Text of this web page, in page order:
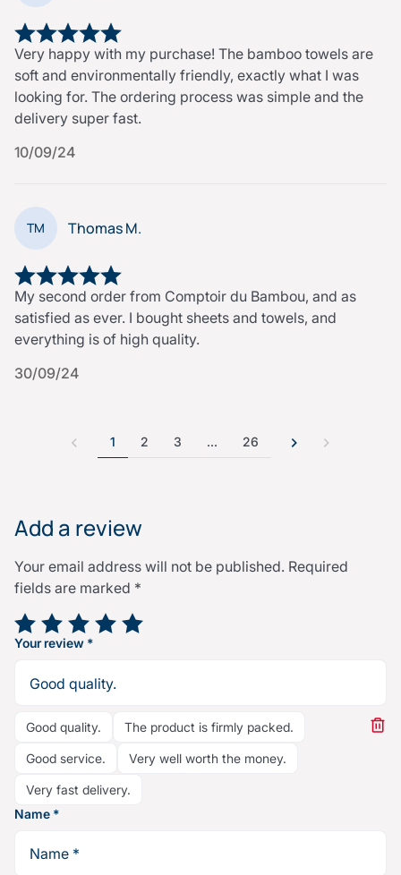
Very happy with my purchase! The bamboo towels are
soft and environmentally friendly, exactly what I was
looking for. The ordering process was simple and the
delivery super fast.
10/09/24
TM Thomas M.
My second order from Comptoir du Bambou, and as
satisfied as ever. I bought sheets and towels, and
everything is of high quality.
30/09/24
1 2 3 … 26
Add a review
Your email address will not be published. Required
fields are marked *
Your rating*
Your review *
Good quality. The product is firmly packed.
Good service. Very well worth the money.
Very fast delivery.
Name *